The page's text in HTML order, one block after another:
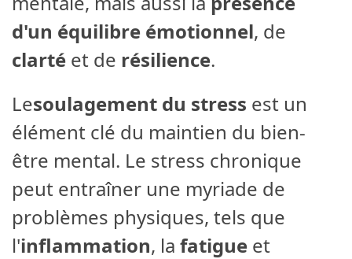
d'un équilibre émotionnel, de
clarté et de résilience.
Lesoulagement du stress est un
élément clé du maintien du bien-
être mental. Le stress chronique
peut entraîner une myriade de
problèmes physiques, tels que
l'inflammation, la fatigue et